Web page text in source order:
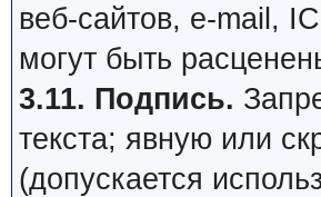
веб-сайтов, e-mail,
могут быть
3.11. Подпись.
текста; явную или
(допускается